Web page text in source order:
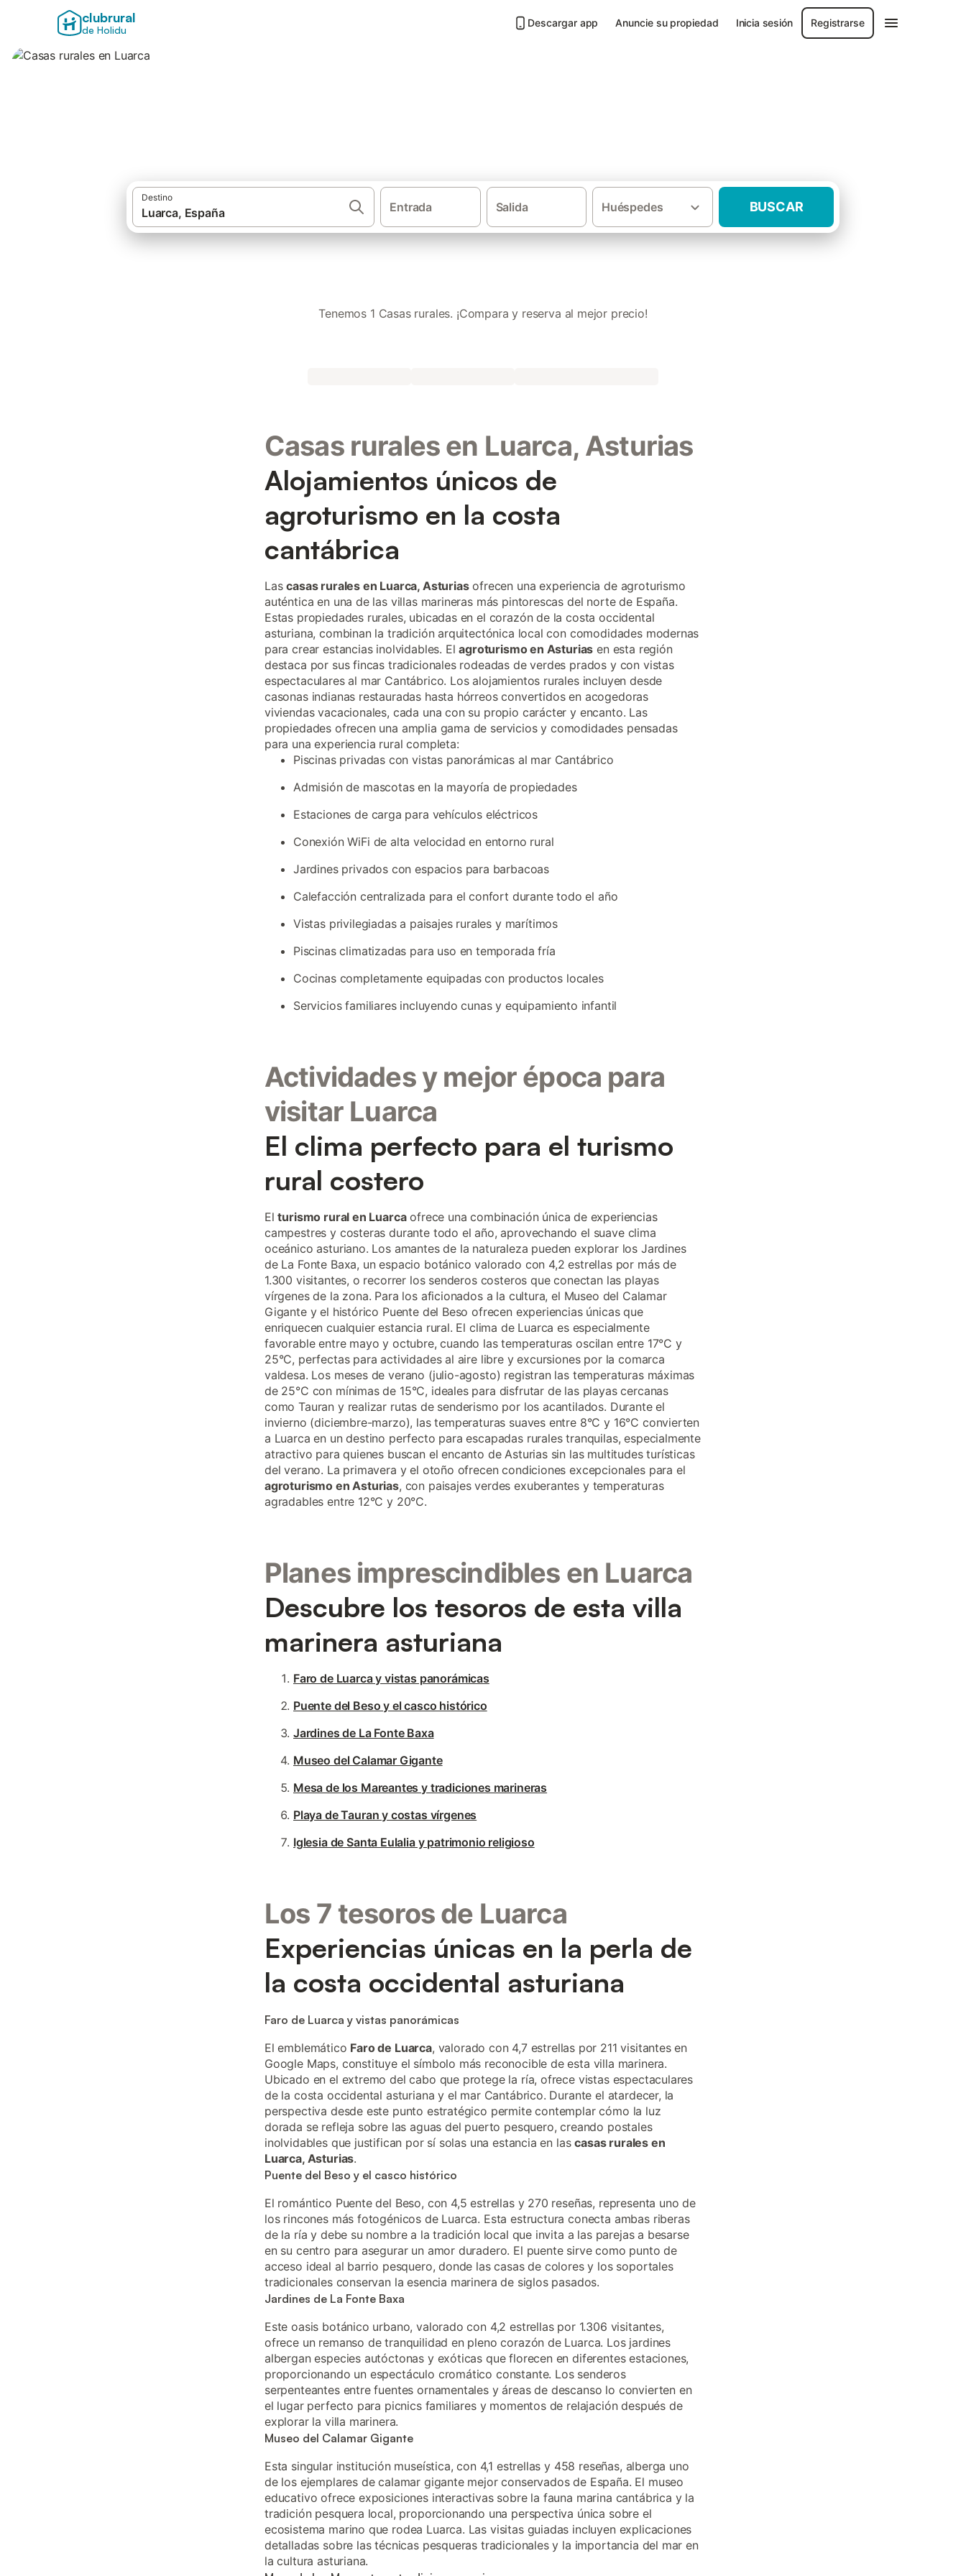
clubrural
de Holidu
Descargar app Anuncie su propiedad Inicia sesión Registrarse
Destino
Entrada Salida Huéspedes BUSCAR
Tenemos 1 Casas rurales. ¡Compara y reserva al mejor precio!
Casas rurales en Luarca, Asturias
Alojamientos únicos de
agroturismo en la costa
cantábrica
Lascasas rurales en Luarca, Asturiasofrecen una experiencia de agroturismo
auténtica en una de las villas marineras más pintorescas del norte de España.
Estas propiedades rurales, ubicadas en el corazón de la costa occidental
asturiana, combinan la tradición arquitectónica local con comodidades modernas
para crear estancias inolvidables. Elagroturismo en Asturias en esta región
destaca por sus fincas tradicionales rodeadas de verdes prados y con vistas
espectaculares al mar Cantábrico. Los alojamientos rurales incluyen desde
casonas indianas restauradas hasta hórreos convertidos en acogedoras
viviendas vacacionales, cada una con su propio carácter y encanto. Las
propiedades ofrecen una amplia gama de servicios y comodidades pensadas
para una experiencia rural completa:
Piscinas privadas con vistas panorámicas al mar Cantábrico
Admisión de mascotas en la mayoría de propiedades
Estaciones de carga para vehículos eléctricos
Conexión WiFi de alta velocidad en entorno rural
Jardines privados con espacios para barbacoas
Calefacción centralizada para el confort durante todo el año
Vistas privilegiadas a paisajes rurales y marítimos
Piscinas climatizadas para uso en temporada fría
Cocinas completamente equipadas con productos locales
Servicios familiares incluyendo cunas y equipamiento infantil
Actividades y mejor época para
visitar Luarca
El clima perfecto para el turismo
rural costero
Elturismo rural en Luarcaofrece una combinación única de experiencias
campestres y costeras durante todo el año, aprovechando el suave clima
oceánico asturiano. Los amantes de la naturaleza pueden explorar los Jardines
de La Fonte Baxa, un espacio botánico valorado con 4,2 estrellas por más de
1.300 visitantes, o recorrer los senderos costeros que conectan las playas
vírgenes de la zona. Para los aficionados a la cultura, el Museo del Calamar
Gigante y el histórico Puente del Beso ofrecen experiencias únicas que
enriquecen cualquier estancia rural. El clima de Luarca es especialmente
favorable entre mayo y octubre, cuando las temperaturas oscilan entre 17°C y
25°C, perfectas para actividades al aire libre y excursiones por la comarca
valdesa. Los meses de verano (julio-agosto) registran las temperaturas máximas
de 25°C con mínimas de 15°C, ideales para disfrutar de las playas cercanas
como Tauran y realizar rutas de senderismo por los acantilados. Durante el
invierno (diciembre-marzo), las temperaturas suaves entre 8°C y 16°C convierten
a Luarca en un destino perfecto para escapadas rurales tranquilas, especialmente
atractivo para quienes buscan el encanto de Asturias sin las multitudes turísticas
del verano. La primavera y el otoño ofrecen condiciones excepcionales para el
agroturismo en Asturias, con paisajes verdes exuberantes y temperaturas
agradables entre 12°C y 20°C.
Planes imprescindibles en Luarca
Descubre los tesoros de esta villa
marinera asturiana
Faro de Luarca y vistas panorámicas
Puente del Beso y el casco histórico
Jardines de La Fonte Baxa
Museo del Calamar Gigante
Mesa de los Mareantes y tradiciones marineras
Playa de Tauran y costas vírgenes
Iglesia de Santa Eulalia y patrimonio religioso
Los 7 tesoros de Luarca
Experiencias únicas en la perla de
la costa occidental asturiana
Faro de Luarca y vistas panorámicas
El emblemático Faro de Luarca, valorado con 4,7 estrellas por 211 visitantes en
Google Maps, constituye el símbolo más reconocible de esta villa marinera.
Ubicado en el extremo del cabo que protege la ría, ofrece vistas espectaculares
de la costa occidental asturiana y el mar Cantábrico. Durante el atardecer, la
perspectiva desde este punto estratégico permite contemplar cómo la luz
dorada se refleja sobre las aguas del puerto pesquero, creando postales
inolvidables que justifican por sí solas una estancia en lascasas rurales en
Luarca, Asturias.
Puente del Beso y el casco histórico
El romántico Puente del Beso, con 4,5 estrellas y 270 reseñas, representa uno de
los rincones más fotogénicos de Luarca. Esta estructura conecta ambas riberas
de la ría y debe su nombre a la tradición local que invita a las parejas a besarse
en su centro para asegurar un amor duradero. El puente sirve como punto de
acceso ideal al barrio pesquero, donde las casas de colores y los soportales
tradicionales conservan la esencia marinera de siglos pasados.
Jardines de La Fonte Baxa
Este oasis botánico urbano, valorado con 4,2 estrellas por 1.306 visitantes,
ofrece un remanso de tranquilidad en pleno corazón de Luarca. Los jardines
albergan especies autóctonas y exóticas que florecen en diferentes estaciones,
proporcionando un espectáculo cromático constante. Los senderos
serpenteantes entre fuentes ornamentales y áreas de descanso lo convierten en
el lugar perfecto para picnics familiares y momentos de relajación después de
explorar la villa marinera.
Museo del Calamar Gigante
Esta singular institución museística, con 4,1 estrellas y 458 reseñas, alberga uno
de los ejemplares de calamar gigante mejor conservados de España. El museo
educativo ofrece exposiciones interactivas sobre la fauna marina cantábrica y la
tradición pesquera local, proporcionando una perspectiva única sobre el
ecosistema marino que rodea Luarca. Las visitas guiadas incluyen explicaciones
detalladas sobre las técnicas pesqueras tradicionales y la importancia del mar en
la cultura asturiana.